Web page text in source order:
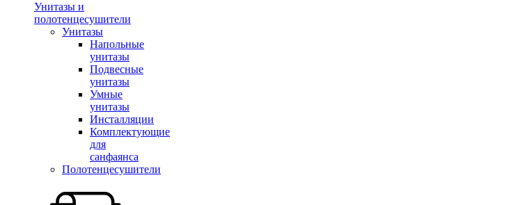
Унитазы и
полотенцесушители
Унитазы
Напольные
унитазы
Подвесные
унитазы
Умные
унитазы
Инсталляции
Комплектующие
для
санфаянса
Полотенцесушители